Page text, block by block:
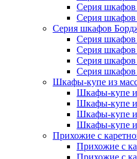
Серия
Серия
Серия шкафов
Серия шкафов
Серия шкафов
Серия шкафов
Серия
Шкафы-купе из
Шкафы-купе
Шкафы-купе
Шкафы-купе
Шкафы-купе
Прихожие с
Прихожие с
Прихожие с